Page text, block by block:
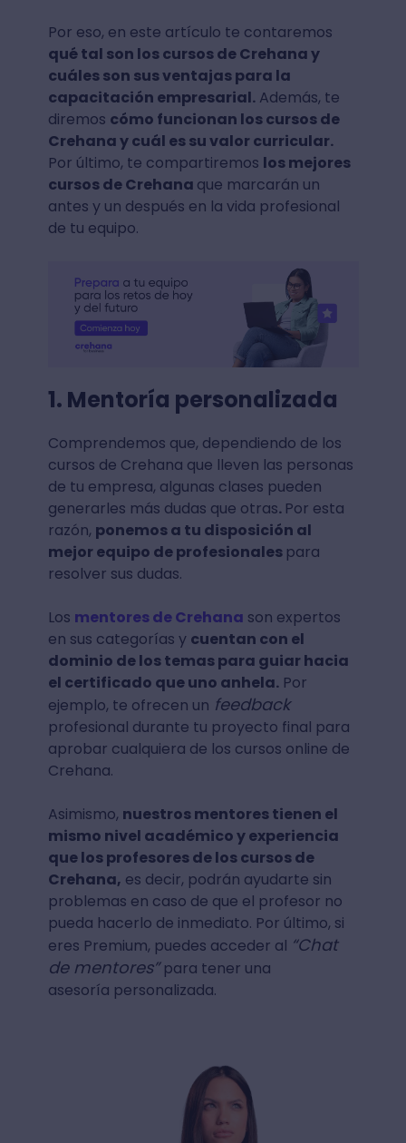
Por eso, en este artículo te contaremos
qué tal son los cursos de Crehana y
cuáles son sus ventajas para la
capacitación empresarial.Además, te
diremos cómo funcionan los cursos de
Crehana y cuál es su valor curricular.
Por último, te compartiremos los mejores
cursos de Crehana que marcarán un
antes y un después en la vida profesional
de tu equipo.
1. Mentoría personalizada
Comprendemos que, dependiendo de los
cursos de Crehana que lleven las personas
de tu empresa, algunas clases pueden
generarles más dudas que otras. Por esta
razón, ponemos a tu disposición al
mejor equipo de profesionales para
resolver sus dudas.
Los mentores de Crehana son expertos
en sus categorías y cuentan con el
dominio de los temas para guiar hacia
el certificado que uno anhela.Por
ejemplo, te ofrecen un feedback
profesional durante tu proyecto final para
aprobar cualquiera de los cursos online de
Crehana.
Asimismo, nuestros mentores tienen el
mismo nivel académico y experiencia
que los profesores de los cursos de
Crehana, es decir, podrán ayudarte sin
problemas en caso de que el profesor no
pueda hacerlo de inmediato. Por último, si
eres Premium, puedes acceder al “Chat
de mentores”para tener una
asesoría personalizada.